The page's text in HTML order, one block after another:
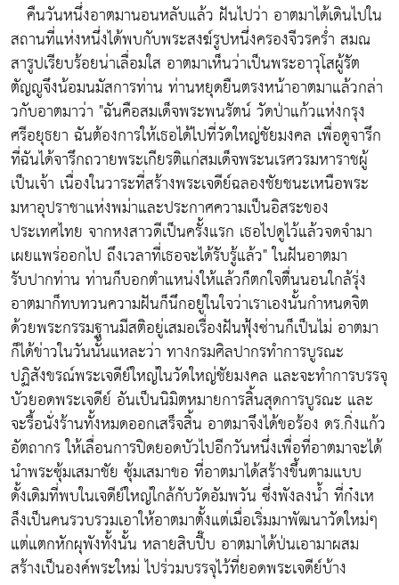
คืนวันหนึ่งอาตมานอนหลับแล้ว ฝันไปว่า อาตมาได้เดินไปใน
สถานที่แห่งหนึ่งได้พบกับพระสงฆ์รูปหนึ่งครองจีวรคร่ำ สมณ
สารูปเรียบร้อยน่าเลื่อมใส อาตมาเห็นว่าเป็นพระอาวุโสผู้รัต
ตัญญูจึงน้อมนมัสการท่าน ท่านหยุดยืนตรงหน้าอาตมาแล้วกล่า
วกับอาตมาว่า "ฉันคือสมเด็จพระพนรัตน์ วัดป่าแก้วแห่งกรุง
ศรีอยุธยา ฉันต้องการให้เธอได้ไปที่วัดใหญ่ชัยมงคล เพื่อดูจารึก
ที่ฉันได้จารึกถวายพระเกียรติแก่สมเด็จพระนเรศวรมหาราชผู้
เป็นเจ้า เนื่องในวาระที่สร้างพระเจดีย์ฉลองชัยชนะเหนือพระ
มหาอุปราชาแห่งพม่าและประกาศความเป็นอิสระของ
ประเทศไทย จากหงสาวดีเป็นครั้งแรก เธอไปดูไว้แล้วจดจำมา
เผยแพร่ออกไป ถึงเวลาที่เธอจะได้รับรู้แล้ว" ในฝันอาตมา
รับปากท่าน ท่านก็บอกตำแหน่งให้แล้วก็ตกใจตื่นนอนใกล้รุ่ง
อาตมาก็ทบทวนความฝันก็นึกอยู่ในใจว่าเราเองนั้นกำหนดจิต
ด้วยพระกรรมฐานมีสติอยู่เสมอเรื่องฝันฟุ้งซ่านก็เป็นไม่ อาตมา
ก็ได้ข่าวในวันนั้นแหละว่า ทางกรมศิลปากรทำการบูรณะ
ปฏิสังขรณ์พระเจดีย์ใหญ่ในวัดใหญ่ชัยมงคล และจะทำการบรรจุ
บัวยอดพระเจดีย์ อันเป็นนิมิตหมายการสิ้นสุดการบูรณะ และ
จะรื้อนั่งร้านทั้งหมดออกเสร็จสิ้น อาตมาจึงได้ขอร้อง ดร.กิ่งแก้ว
อัตถากร ให้เลื่อนการปิดยอดบัวไปอีกวันหนึ่งเพื่อที่อาตมาจะได้
นำพระซุ้มเสมาชัย ซุ้มเสมาขอ ที่อาตมาได้สร้างขึ้นตามแบบ
ดั้งเดิมที่พบในเจดีย์ใหญ่ใกล้กับวัดอัมพวัน ซึ่งพังลงน้ำ ที่ก๋งเห
ล็งเป็นคนรวบรวมเอาให้อาตมาตั้งแต่เมื่อเริ่มมาพัฒนาวัดใหม่ๆ
แต่แตกหักผุพังทั้งนั้น หลายสิบปี๊บ อาตมาได้ป่นเอามาผสม
สร้างเป็นองค์พระใหม่ ไปร่วมบรรจุไว้ที่ยอดพระเจดีย์บ้าง